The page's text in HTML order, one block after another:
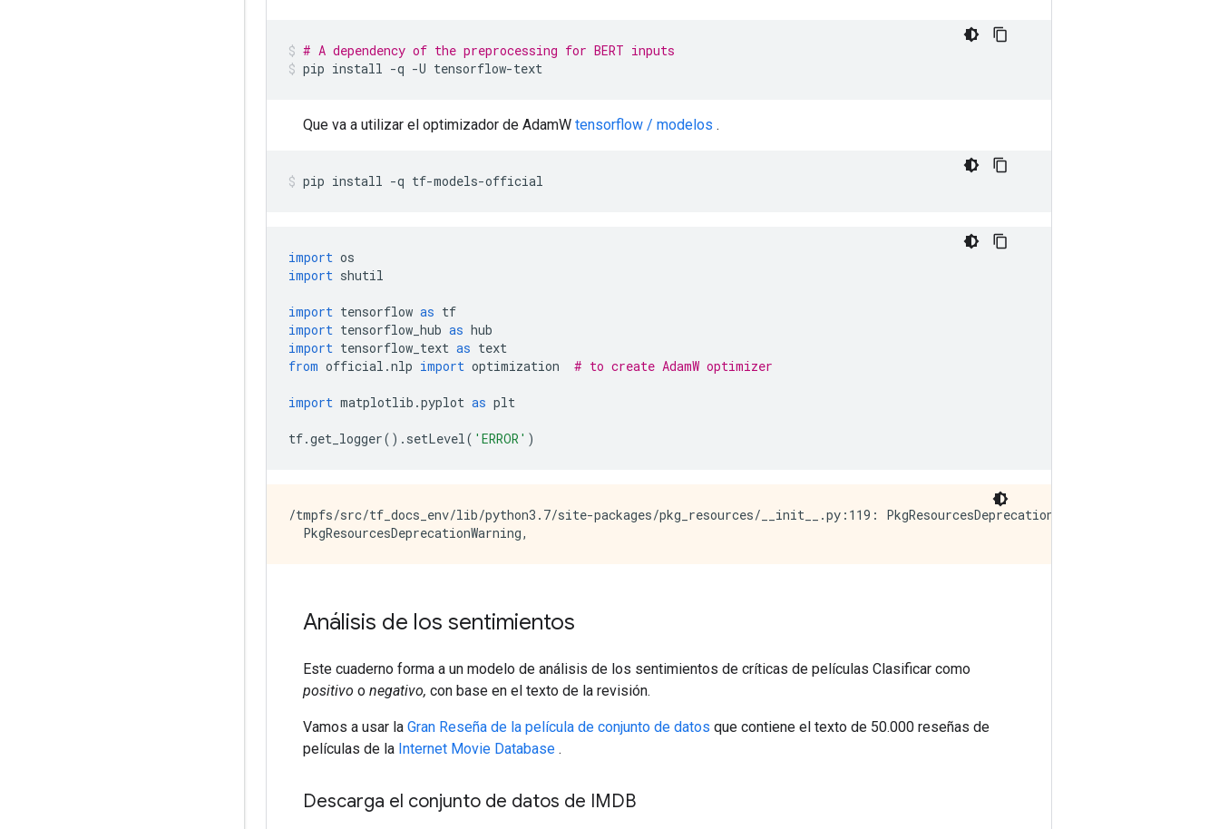
# A dependency of the preprocessing for BERT inputs
pip install -q -U tensorflow-text
Que va a utilizar el optimizador de AdamW tensorflow / modelos .
pip install -q tf-models-official
import os
import shutil
import tensorflow as tf
import tensorflow_hub as hub
import tensorflow_text as text
from official .nlp import optimization # to create AdamW optimizer
import matplotlib .pyplot as plt
tf.get_logger(). setLevel( 'ERROR' )
/tmpfs/src/tf_docs_env/lib/python3.7/site-packages/pkg_resources/__init__.py:119: PkgResourcesDeprecationWarning:
Análisis de los sentimientos
Este cuaderno forma a un modelo de análisis de los sentimientos de críticas de películas Clasificar como
positivo o negativo, con base en el texto de la revisión.
Vamos a usar la Gran Reseña de la película de conjunto de datos que contiene el texto de 50.000 reseñas de
películas de la Internet Movie Database .
Descarga el conjunto de datos de IMDB